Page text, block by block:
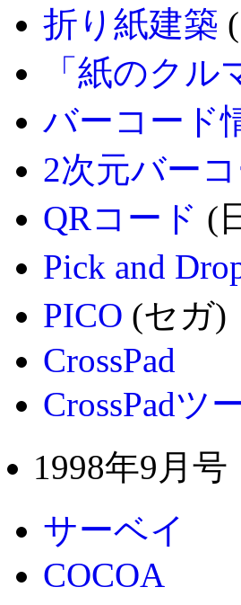
折り紙建築
「紙のクル
バーコード
2次元バー
QRコード (
Pick and
PICO (セガ)
CrossPad
CrossPadツ
1998年9月号
サーベイ
COCOA